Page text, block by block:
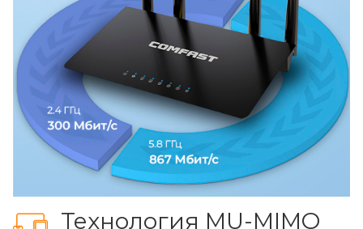
Технология MU-MIMO